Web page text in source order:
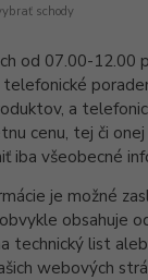
schody
od 07.00-12.00
a
cenu, tej či
iba všeobecné
je možné
obsahuje
technický list
webových